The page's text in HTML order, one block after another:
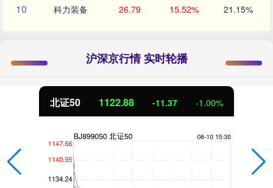
10 科力装备 26.79 15.52% 21.15%
沪深京行情 实时轮播
北证50 1122.88 -11.37 -1.00%